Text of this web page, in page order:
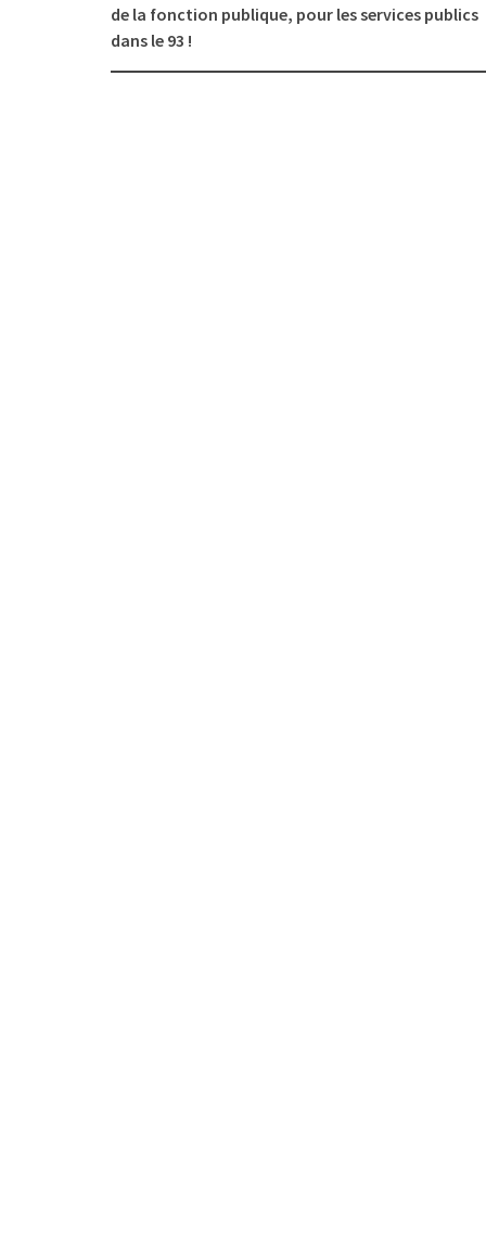
navigation
de la fonction publique, pour les services publics
dans le 93 !